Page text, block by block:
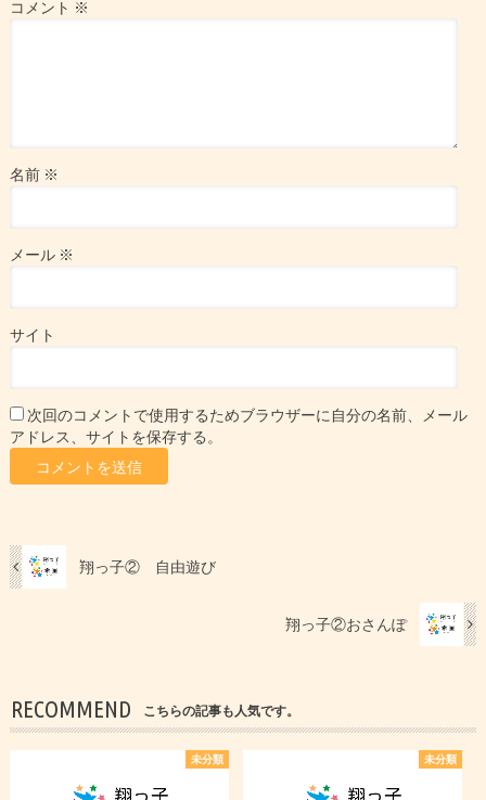
コメント ※
名前 ※
メール ※
サイト
次回のコメントで使用するためブラウザーに自分の名前、メール
アドレス、サイトを保存する。
翔っ子② 自由遊び
翔っ子②おさんぽ
RECOMMEND こちらの記事も人気です。
未分類 未分類